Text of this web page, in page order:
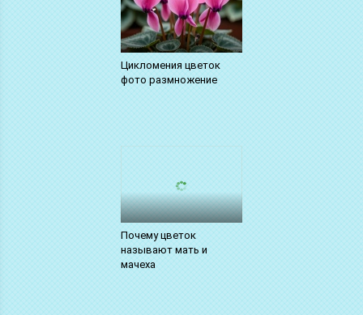
Цикломения цветок
фото размножение
Почему цветок
называют мать и
мачеха